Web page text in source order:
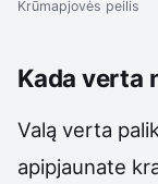
Krūmapjovės peilis
Kada verta
Valą verta
apipjaunate